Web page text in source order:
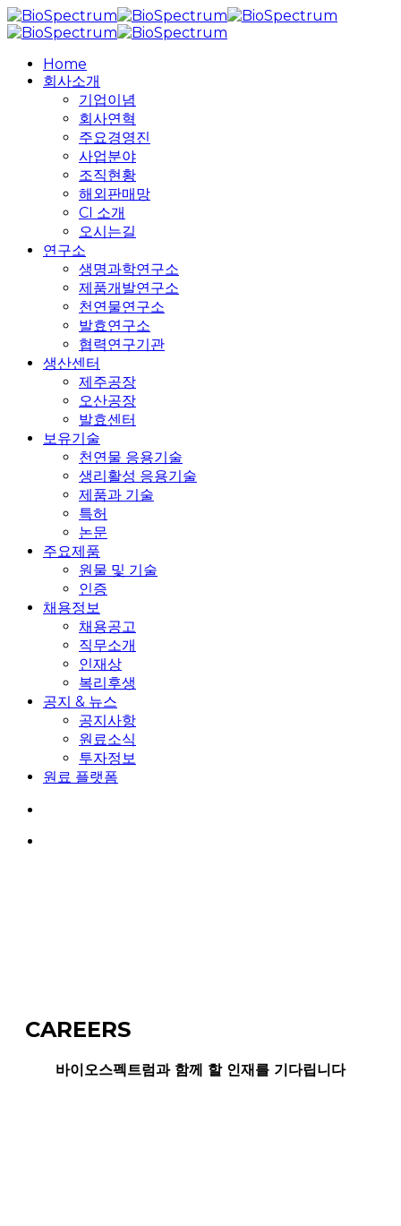
Skip
to
content
search
MenuHome
회사소개
기업이념
회사연혁
주요경영진
사업분야
조직현황
해외판매망
CI 소개
오시는길
연구소
생명과학연구소
제품개발연구소
천연물연구소
발효연구소
협력연구기관
생산센터
제주공장
오산공장
발효센터
보유기술
천연물 응용기술
생리활성 응용기술
제품과 기술
특허
논문
주요제품
원물 및 기술
인증
채용정보
채용공고
직무소개
인재상
복리후생
공지 & 뉴스
공지사항
원료소식
투자정보
원료 플랫폼
CAREERS
바이오스펙트럼과 함께 할 인재를 기다립니다